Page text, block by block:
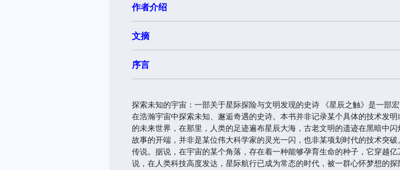
作者介绍
文摘
序言
探索未知的宇宙：一部关于星际探险与文明发现的史诗 《星辰之触》是一部
在浩瀚宇宙中探索未知、邂逅奇遇的史诗。本书并非记录某个具体的技术发
的未来世界，在那里，人类的足迹遍布星辰大海，古老文明的遗迹在黑暗中
故事的开端，并非是某位伟大科学家的灵光一闪，也非某项划时代的技术突
传说。据说，在宇宙的某个角落，存在着一种能够孕育生命的种子，它穿越
说，在人类科技高度发达，星际航行已成为常态的时代，被一群心怀梦想的